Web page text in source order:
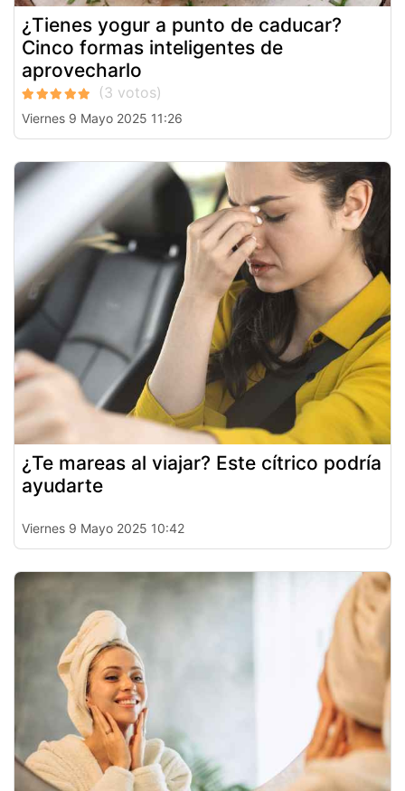
¿Tienes yogur a punto de caducar?
Cinco formas inteligentes de
aprovecharlo
Viernes 9 Mayo 2025 11:26
¿Te mareas al viajar? Este cítrico podría
ayudarte
Viernes 9 Mayo 2025 10:42